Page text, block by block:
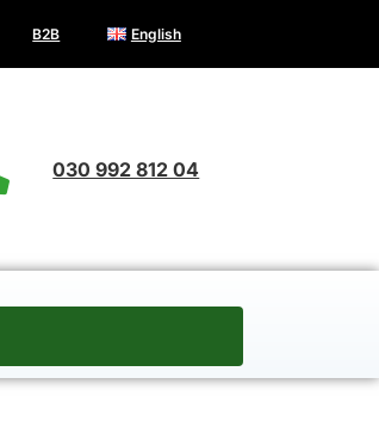
B2B English
030 992 812 04